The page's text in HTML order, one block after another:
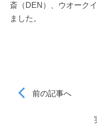
斎（DEN）、ウオーク
ました。
前の記事へ